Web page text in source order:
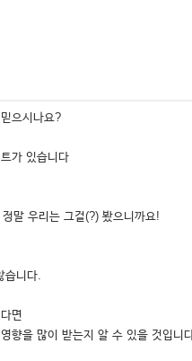
으시나요?
가 있습니다
말 우리는 그걸(?) 봤으니까요!
습니다.
면
향을 많이 받는지 알 수 있을 것입니